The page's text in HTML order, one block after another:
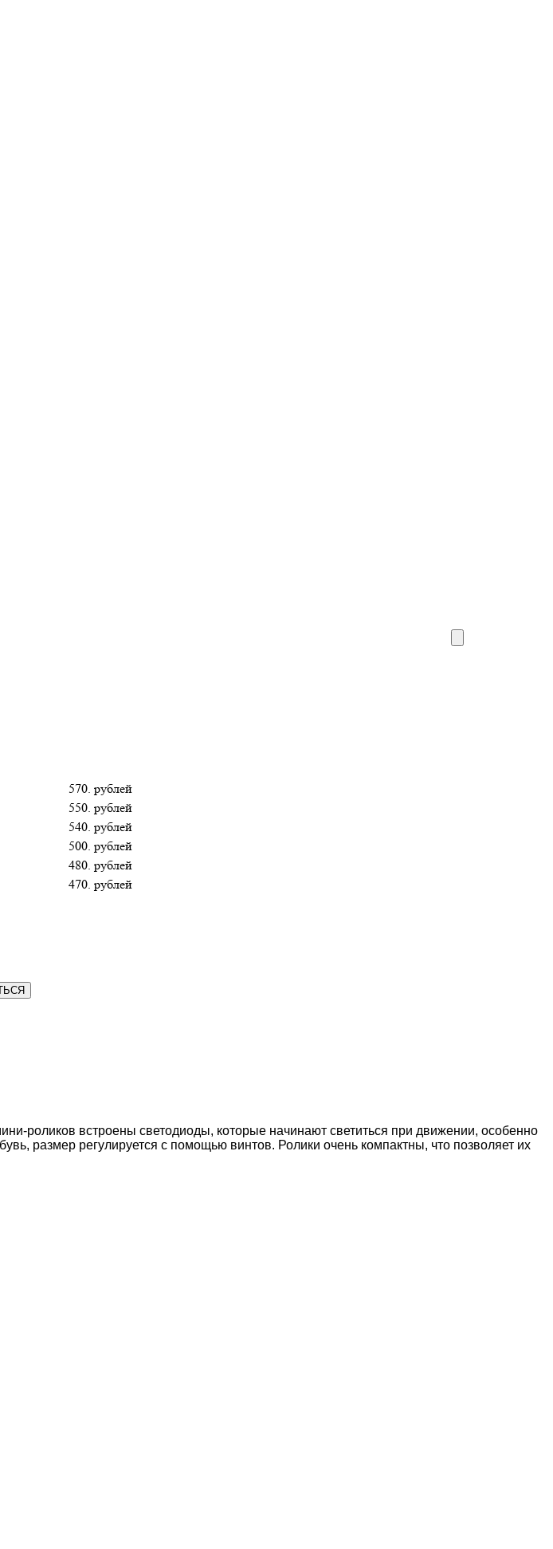
570. рублей
550. рублей
540. рублей
500. рублей
480. рублей
470. рублей
роликов встроены светодиоды, которые начинают светиться при движении, особенно
размер регулируется с помощью винтов. Ролики очень компактны, что позволяет их